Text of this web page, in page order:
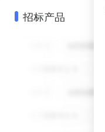
招标产品